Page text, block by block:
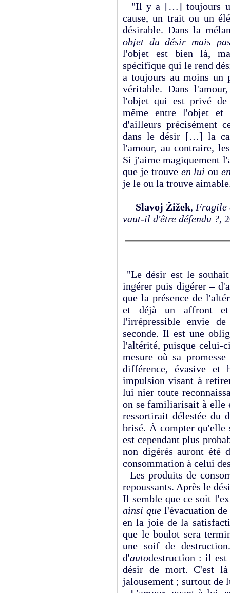
"Il y a […] toujours
cause, un trait ou un
désirable. Dans la
objet du désir mais
l'objet est bien là,
spécifique qui le rend
a toujours au moins un
véritable. Dans
l'objet qui est privé
même entre l'objet et
d'ailleurs précisément
dans le désir […] la
l'amour, au contraire,
Si j'aime magiquement
que je trouve en lui ou
je le ou la trouve
Slavoj Žižek, Fragile
vaut-il d'être défendu ?,
"Le désir est le
ingérer puis digérer –
que la présence de
et déjà un affront
l'irrépressible envie
seconde. Il est une
l'altérité, puisque celui-
mesure où sa
différence, évasive et
impulsion visant à
lui nier toute
on se familiarisait à elle
ressortirait délestée du
brisé. À compter
est cependant plus
non digérés auront été
consommation à celui
Les produits de
repoussants. Après le
Il semble que ce soit
ainsi quel'évacuation de
en la joie de la
que le boulot sera
une soif de
d'autodestruction : il est
désir de mort. C'est
jalousement ; surtout de